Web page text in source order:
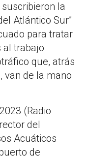
la
Atlántico Sur”
para tratar
al trabajo
que, atrás
van de la mano
(Radio
del
Acuáticos
de